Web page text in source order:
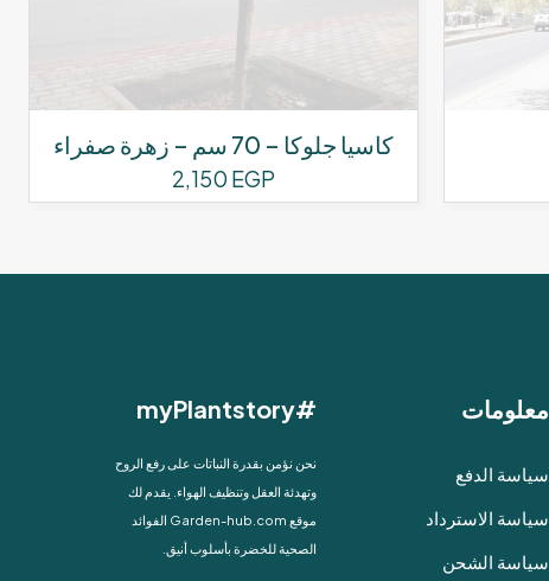
كاسيا جلوكا – 70 سم – زهرة صفراء
2,150 EGP
معلومات
سياسة الدفع
سياسة الاسترداد
سياسة الشحن
#myPlantstory
نحن نؤمن بقدرة النباتات على رفع الروح
وتهدئة العقل وتنظيف الهواء. يقدم لك
موقع Garden-hub.com الفوائد
الصحية للخضرة بأسلوب أنيق.